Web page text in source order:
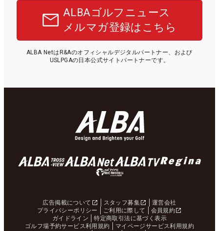
ALBAゴルフニュース
メルマガ登録はこちら
ALBA NetはR&Aのオフィシャルデジタルパートナー、および
USLPGAの日本公式サイトパートナーです。
広告掲載について スタッフ募集
運営会社
プライバシーポリシー
ご利用に際して
会員規約
ガイドライン
特定商取引法に基づく表示
ゴルフ場予約サービス利用規約
マイページサービス利用規約